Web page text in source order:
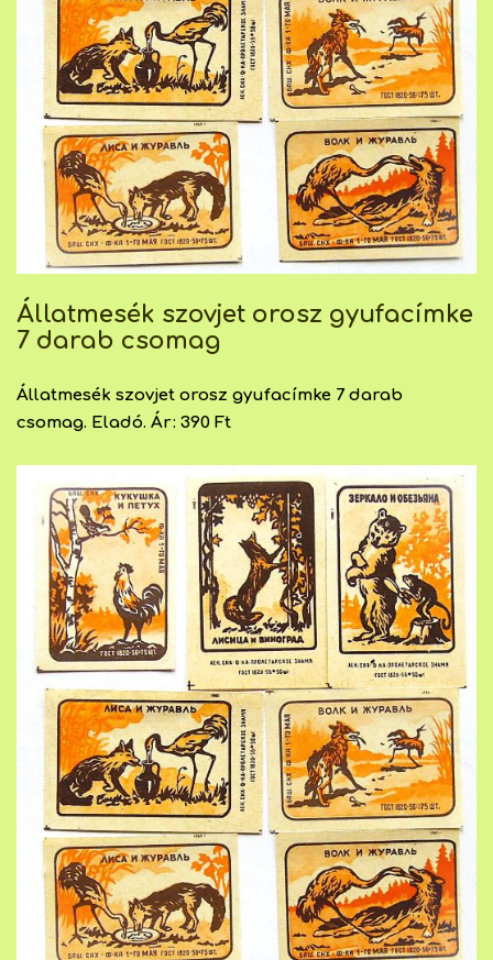
Állatmesék szovjet orosz gyufacímke
7 darab csomag
Állatmesék szovjet orosz gyufacímke 7 darab
csomag. Eladó. Ár: 390 Ft